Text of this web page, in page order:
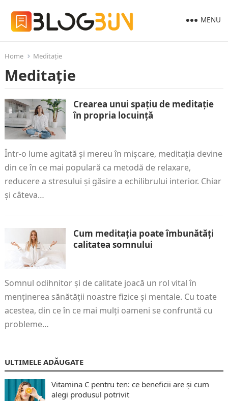
MENU
Home Meditație
Meditație
Crearea unui spațiu de meditație
în propria locuință
Într-o lume agitată și mereu în mișcare, meditația devine
din ce în ce mai populară ca metodă de relaxare,
reducere a stresului și găsire a echilibrului interior. Chiar
și câteva…
Cum meditația poate îmbunătăți
calitatea somnului
Somnul odihnitor și de calitate joacă un rol vital în
menținerea sănătății noastre fizice și mentale. Cu toate
acestea, din ce în ce mai mulți oameni se confruntă cu
probleme…
ULTIMELE ADĂUGATE
Vitamina C pentru ten: ce beneficii are și cum
alegi produsul potrivit